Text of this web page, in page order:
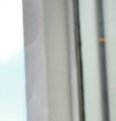
有片丨被拐當事人披露「
周杰倫方回應私生子傳聞
在澳門的士拾獲相機及電
有片｜油麻地私家車突後